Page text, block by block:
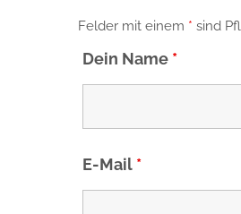
Felder mit einem * sind
Dein Name *
E-Mail *